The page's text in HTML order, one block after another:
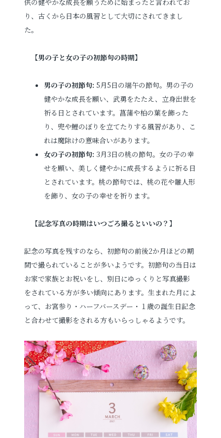
り、古くから日本の風習として大切にされてきまし
た。
【男の子と女の子の初節句の時期】
男の子の初節句: 5月5日の端午の節句。男の子の
健やかな成長を願い、武勇をたたえ、立身出世を
祈る日とされています。菖蒲や柏の葉を飾った
り、兜や鯉のぼりを立てたりする風習があり、こ
れは魔除けの意味合いがあります。
女の子の初節句: 3月3日の桃の節句。女の子の幸
せを願い、美しく健やかに成長するように祈る日
とされています。桃の節句では、桃の花や雛人形
を飾り、女の子の幸せを祈ります。
【記念写真の時期はいつごろ撮るといいの？】
記念の写真を残すのなら、初節句の前後2か月ほどの期
間で撮られていることが多いようです。初節句の当日は
お家で家族とお祝いをし、別日にゆっくりと写真撮影
をされている方が多い傾向にあります。生まれた月によ
って、お宮参り・ハーフバースデー・１歳の誕生日記念
と合わせて撮影をされる方もいらっしゃるようです。